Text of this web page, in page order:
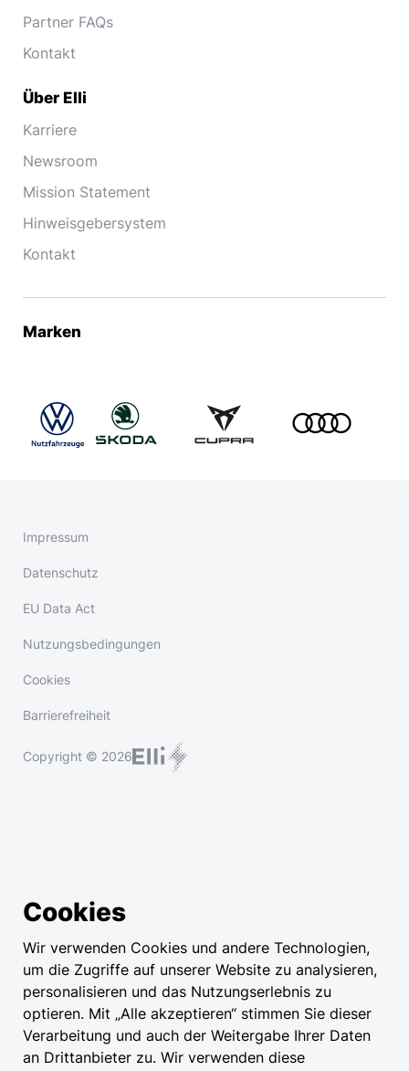
Partner FAQs
Kontakt
Über Elli
Karriere
Newsroom
Mission Statement
Hinweisgebersystem
Kontakt
Marken
Impressum
Datenschutz
EU Data Act
Nutzungsbedingungen
Cookies
Barrierefreiheit
Copyright © 2026
Cookies
Wir verwenden Cookies und andere Technologien,
um die Zugriffe auf unserer Website zu analysieren,
personalisieren und das Nutzungserlebnis zu
optieren. Mit „Alle akzeptieren“ stimmen Sie dieser
Verarbeitung und auch der Weitergabe Ihrer Daten
an Drittanbieter zu. Wir verwenden diese